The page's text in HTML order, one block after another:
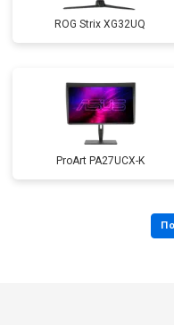
ROG Strix XG32UQ
ProArt PA27UCX-K